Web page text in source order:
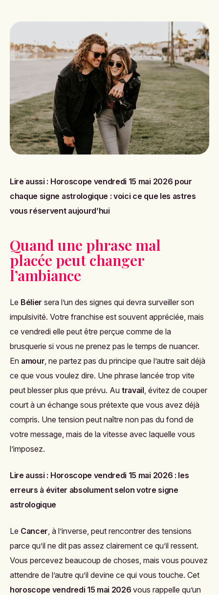
Lire aussi : Horoscope vendredi 15 mai 2026 pour
chaque signe astrologique : voici ce que les astres
vous réservent aujourd’hui
Quand une phrase mal
placée peut changer
l’ambiance
Le Bélier sera l’un des signes qui devra surveiller son
impulsivité. Votre franchise est souvent appréciée, mais
ce vendredi elle peut être perçue comme de la
brusquerie si vous ne prenez pas le temps de nuancer.
En amour , ne partez pas du principe que l’autre sait déjà
ce que vous voulez dire. Une phrase lancée trop vite
peut blesser plus que prévu. Au travail , évitez de couper
court à un échange sous prétexte que vous avez déjà
compris. Une tension peut naître non pas du fond de
votre message, mais de la vitesse avec laquelle vous
l’imposez.
Lire aussi : Horoscope vendredi 15 mai 2026 : les
erreurs à éviter absolument selon votre signe
astrologique
Le Cancer , à l’inverse, peut rencontrer des tensions
parce qu’il ne dit pas assez clairement ce qu’il ressent.
Vous percevez beaucoup de choses, mais vous pouvez
attendre de l’autre qu’il devine ce qui vous touche. Cet
horoscope vendredi 15 mai 2026 vous rappelle qu’un